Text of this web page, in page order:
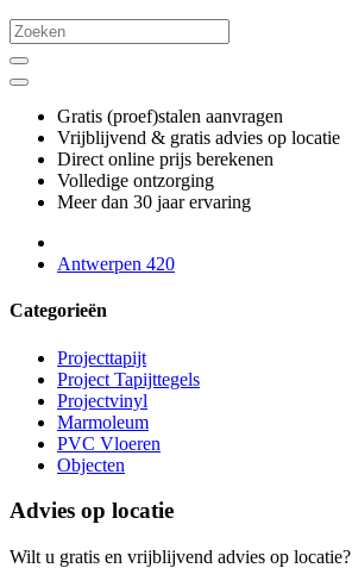
Gratis (proef)stalen aanvragen
Vrijblijvend & gratis advies op locatie
Direct online prijs berekenen
Volledige ontzorging
Meer dan 30 jaar ervaring
Antwerpen 420
Categorieën
Projecttapijt
Project Tapijttegels
Projectvinyl
Marmoleum
PVC Vloeren
Objecten
Advies op locatie
Wilt u gratis en vrijblijvend advies op locatie?